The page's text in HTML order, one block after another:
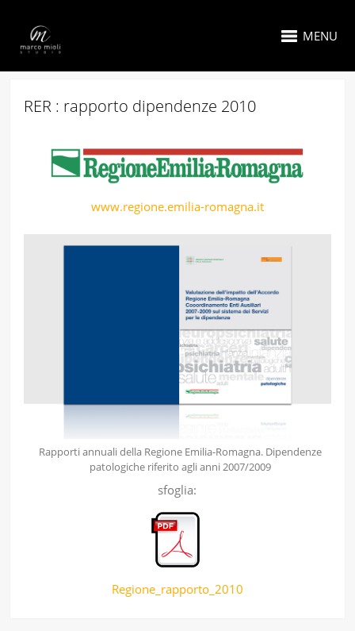
MENU
RER : rapporto dipendenze 2010
www.regione.emilia-romagna.it
Rapporti annuali della Regione Emilia-Romagna. Dipendenze
patologiche riferito agli anni 2007/2009
sfoglia:
Regione_rapporto_2010